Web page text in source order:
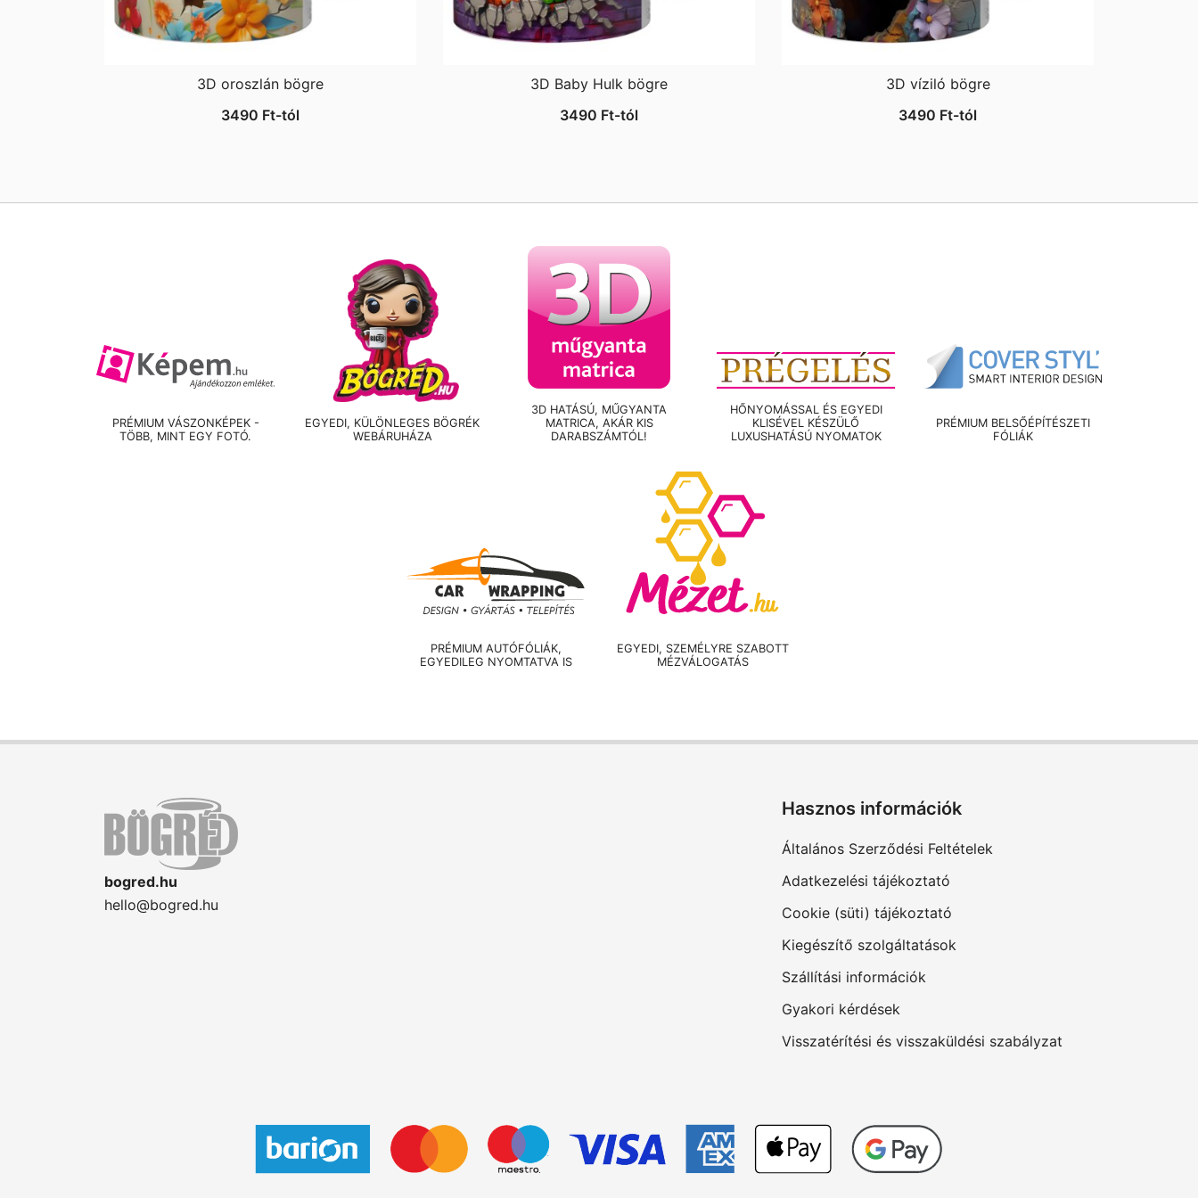
3D oroszlán bögre
3490 Ft-tól
3D Baby Hulk bögre
3490 Ft-tól
3D víziló bögre
3490 Ft-tól
PRÉMIUM VÁSZONKÉPEK -
TÖBB, MINT EGY FOTÓ.
EGYEDI, KÜLÖNLEGES BÖGRÉK
WEBÁRUHÁZA
3D HATÁSÚ, MŰGYANTA
MATRICA, AKÁR KIS
DARABSZÁMTÓL!
HŐNYOMÁSSAL ÉS EGYEDI
KLISÉVEL KÉSZÜLŐ
LUXUSHATÁSÚ NYOMATOK
PRÉMIUM BELSŐÉPÍTÉSZETI
FÓLIÁK
PRÉMIUM AUTÓFÓLIÁK,
EGYEDILEG NYOMTATVA IS
EGYEDI, SZEMÉLYRE SZABOTT
MÉZVÁLOGATÁS
bogred.hu
hello@bogred.hu
Hasznos információk
Általános Szerződési Feltételek
Adatkezelési tájékoztató
Cookie (süti) tájékoztató
Kiegészítő szolgáltatások
Szállítási információk
Gyakori kérdések
Visszatérítési és visszaküldési szabályzat